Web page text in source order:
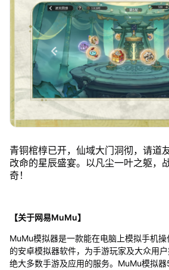
青铜棺椁已开，仙域大门洞彻，请道
改命的星辰盛宴。以凡尘一叶之躯，
奇！
【关于网易MuMu】
MuMu模拟器是一款能在电脑上模拟手机
的安卓模拟器软件，为手游玩家及大众用
绝大多数手游及应用的服务。MuMu模拟